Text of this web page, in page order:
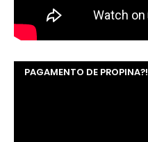
PAGAMENTO DE PROPINA?!